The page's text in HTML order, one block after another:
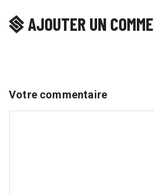
AJOUTER UN
Votre commentaire